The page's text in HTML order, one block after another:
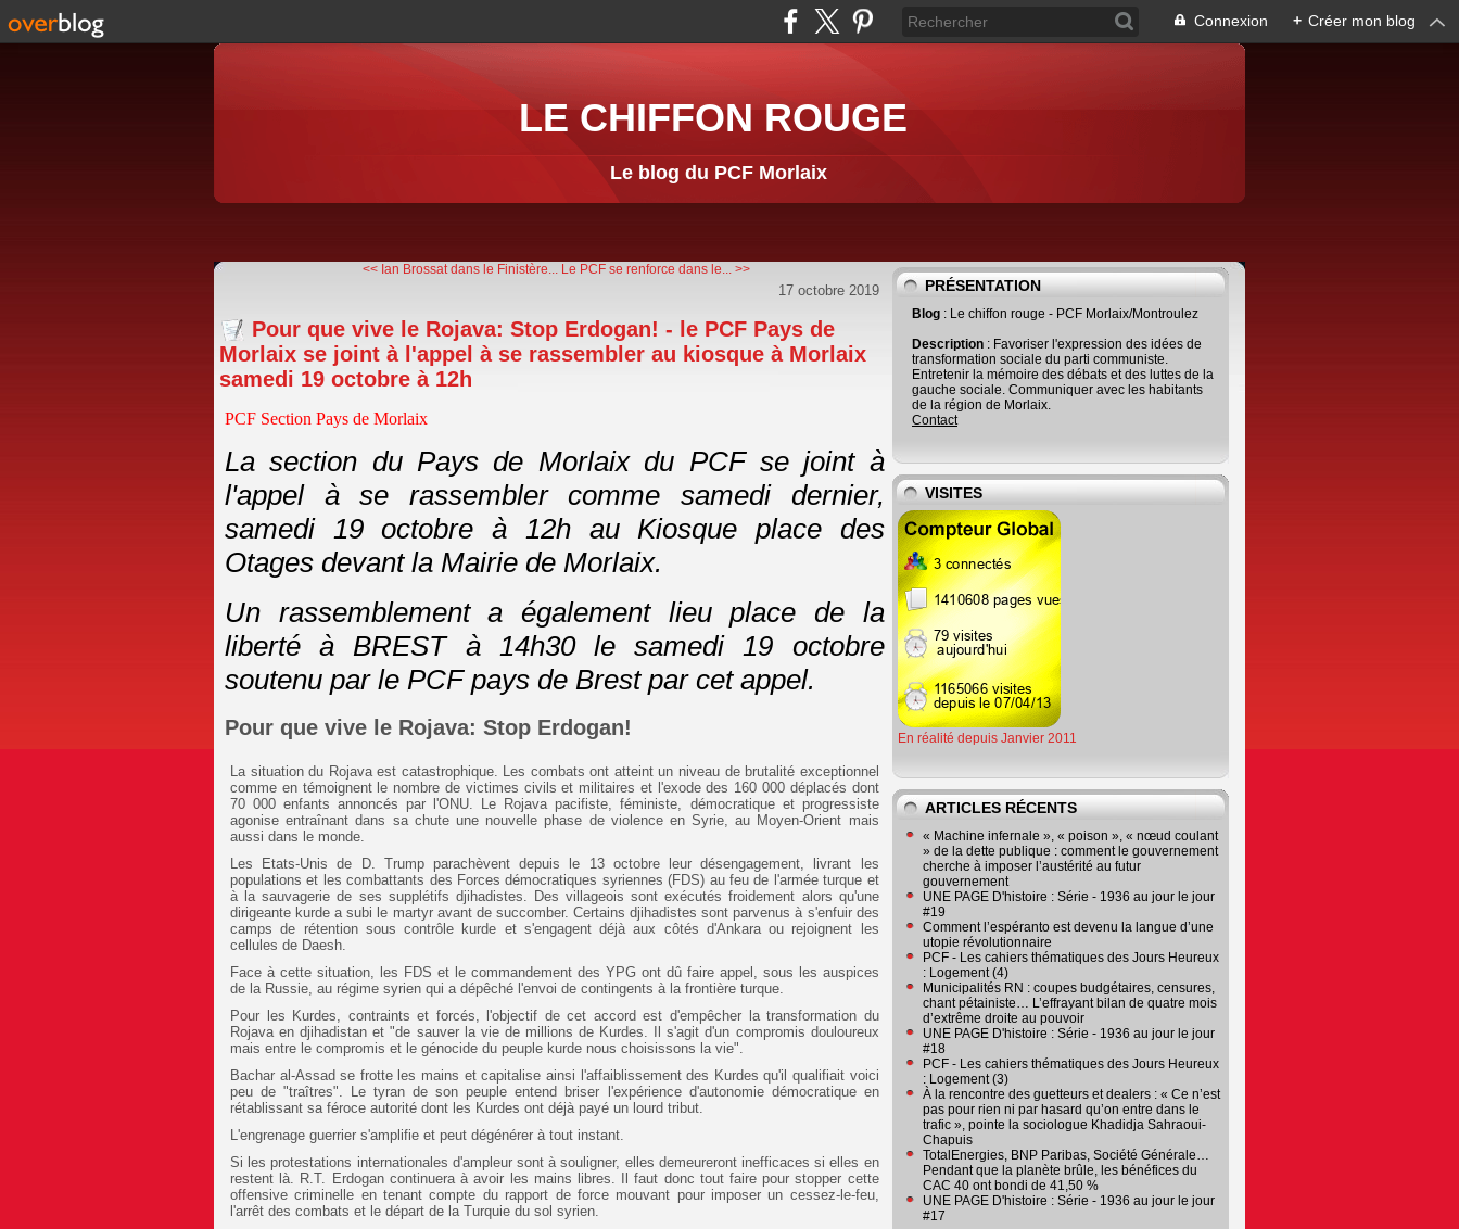
Connexion + Créer mon blog
LE CHIFFON ROUGE
Le blog du PCF Morlaix
<< Ian Brossat dans le Finistère... Le PCF se renforce dans le... >>
17 octobre 2019
Pour que vive le Rojava: Stop Erdogan! - le PCF Pays de
Morlaix se joint à l'appel à se rassembler au kiosque à Morlaix
samedi 19 octobre à 12h
PCF Section Pays de Morlaix
La section du Pays de Morlaix du PCF se joint à
l'appel à se rassembler comme samedi dernier,
samedi 19 octobre à 12h au Kiosque place des
Otages devant la Mairie de Morlaix.
Un rassemblement a également lieu place de la
liberté à BREST à 14h30 le samedi 19 octobre
soutenu par le PCF pays de Brest par cet appel.
Pour que vive le Rojava: Stop Erdogan!
La situation du Rojava est catastrophique. Les combats ont atteint un niveau de brutalité exceptionnel
comme en témoignent le nombre de victimes civils et militaires et l'exode des 160 000 déplacés dont
70 000 enfants annoncés par l'ONU. Le Rojava pacifiste, féministe, démocratique et progressiste
agonise entraînant dans sa chute une nouvelle phase de violence en Syrie, au Moyen-Orient mais
aussi dans le monde.
Les Etats-Unis de D. Trump parachèvent depuis le 13 octobre leur désengagement, livrant les
populations et les combattants des Forces démocratiques syriennes (FDS) au feu de l'armée turque et
à la sauvagerie de ses supplétifs djihadistes. Des villageois sont exécutés froidement alors qu'une
dirigeante kurde a subi le martyr avant de succomber. Certains djihadistes sont parvenus à s'enfuir des
camps de rétention sous contrôle kurde et s'engagent déjà aux côtés d'Ankara ou rejoignent les
cellules de Daesh.
Face à cette situation, les FDS et le commandement des YPG ont dû faire appel, sous les auspices
de la Russie, au régime syrien qui a dépêché l'envoi de contingents à la frontière turque.
Pour les Kurdes, contraints et forcés, l'objectif de cet accord est d'empêcher la transformation du
Rojava en djihadistan et "de sauver la vie de millions de Kurdes. Il s'agit d'un compromis douloureux
mais entre le compromis et le génocide du peuple kurde nous choisissons la vie".
Bachar al-Assad se frotte les mains et capitalise ainsi l'affaiblissement des Kurdes qu'il qualifiait voici
peu de "traîtres". Le tyran de son peuple entend briser l'expérience d'autonomie démocratique en
rétablissant sa féroce autorité dont les Kurdes ont déjà payé un lourd tribut.
L'engrenage guerrier s'amplifie et peut dégénérer à tout instant.
Si les protestations internationales d'ampleur sont à souligner, elles demeureront inefficaces si elles en
restent là. R.T. Erdogan continuera à avoir les mains libres. Il faut donc tout faire pour stopper cette
offensive criminelle en tenant compte du rapport de force mouvant pour imposer un cessez-le-feu,
l'arrêt des combats et le départ de la Turquie du sol syrien.
PRÉSENTATION
Blog : Le chiffon rouge - PCF Morlaix/Montroulez
Description : Favoriser l'expression des idées de
transformation sociale du parti communiste.
Entretenir la mémoire des débats et des luttes de la
gauche sociale. Communiquer avec les habitants
de la région de Morlaix.
Contact
VISITES
En réalité depuis Janvier 2011
ARTICLES RÉCENTS
« Machine infernale », « poison », « nœud coulant
» de la dette publique : comment le gouvernement
cherche à imposer l’austérité au futur
gouvernement
UNE PAGE D'histoire : Série - 1936 au jour le jour
#19
Comment l’espéranto est devenu la langue d’une
utopie révolutionnaire
PCF - Les cahiers thématiques des Jours Heureux
: Logement (4)
Municipalités RN : coupes budgétaires, censures,
chant pétainiste… L’effrayant bilan de quatre mois
d’extrême droite au pouvoir
UNE PAGE D'histoire : Série - 1936 au jour le jour
#18
PCF - Les cahiers thématiques des Jours Heureux
: Logement (3)
À la rencontre des guetteurs et dealers : « Ce n’est
pas pour rien ni par hasard qu’on entre dans le
trafic », pointe la sociologue Khadidja Sahraoui-
Chapuis
TotalEnergies, BNP Paribas, Société Générale…
Pendant que la planète brûle, les bénéfices du
CAC 40 ont bondi de 41,50 %
UNE PAGE D'histoire : Série - 1936 au jour le jour
#17